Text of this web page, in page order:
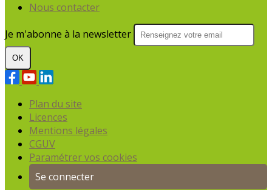
Nous contacter
Je m'abonne à la newsletter
OK
Plan du site
Licences
Mentions légales
CGUV
Paramétrer vos cookies
Se connecter